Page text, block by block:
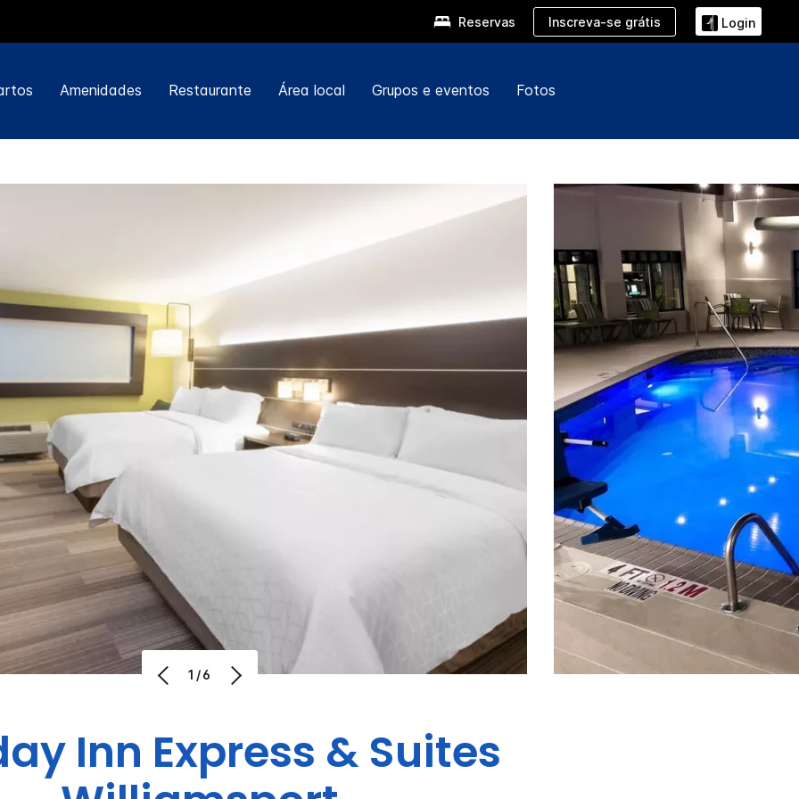
Reservas Inscreva-se grátis Login
Amenidades Restaurante Área local Grupos e eventos Fotos
1/6
Inn Express & Suites